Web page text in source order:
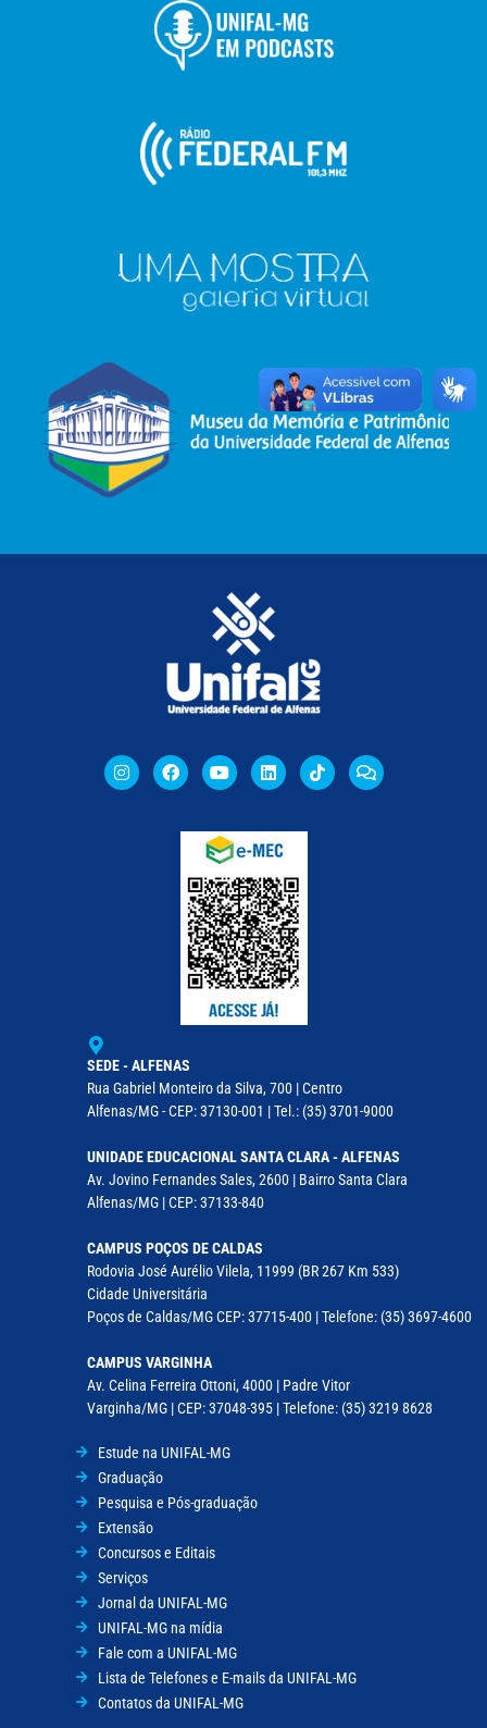
SEDE - ALFENAS
Rua Gabriel Monteiro da Silva, 700 | Centro
Alfenas/MG - CEP: 37130-001 | Tel.: (35) 3701-9000
UNIDADE EDUCACIONAL SANTA CLARA - ALFENAS
Av. Jovino Fernandes Sales, 2600 | Bairro Santa Clara
Alfenas/MG | CEP: 37133-840
CAMPUS POÇOS DE CALDAS
Rodovia José Aurélio Vilela, 11999 (BR 267 Km 533)
Cidade Universitária
Poços de Caldas/MG CEP: 37715-400 | Telefone: (35) 3697-4600
CAMPUS VARGINHA
Av. Celina Ferreira Ottoni, 4000 | Padre Vitor
Varginha/MG | CEP: 37048-395 | Telefone: (35) 3219 8628
Estude na UNIFAL-MG
Graduação
Pesquisa e Pós-graduação
Extensão
Concursos e Editais
Serviços
Jornal da UNIFAL-MG
UNIFAL-MG na mídia
Fale com a UNIFAL-MG
Lista de Telefones e E-mails da UNIFAL-MG
Contatos da UNIFAL-MG